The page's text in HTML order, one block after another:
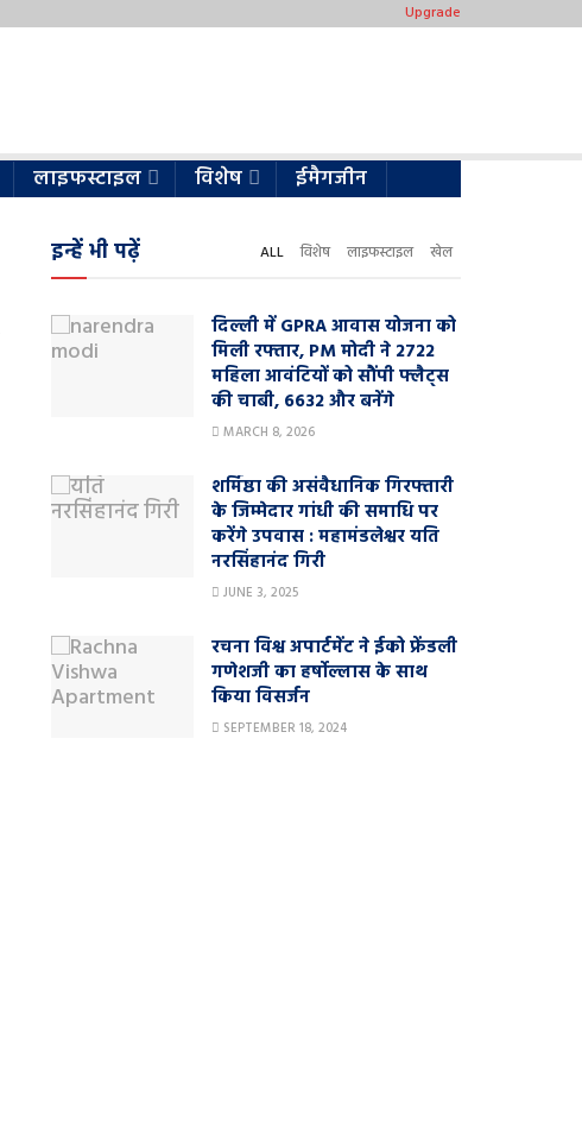
Upgrade
लाइफस्टाइल विशेष ईमैगजीन
इन्हें भी पढ़ें ALL विशेष लाइफस्टाइल खेल
दिल्ली में GPRA आवास योजना को
मिली रफ्तार, PM मोदी ने 2722
महिला आवंटियों को सौंपी फ्लैट्स
की चाबी, 6632 और बनेंगे
MARCH 8, 2026
शर्मिष्ठा की असंवैधानिक गिरफ्तारी
के जिम्मेदार गांधी की समाधि पर
करेंगे उपवास : महामंडलेश्वर यति
नरसिंहानंद गिरी
JUNE 3, 2025
रचना विश्व अपार्टमेंट ने ईको फ्रेंडली
गणेशजी का हर्षोल्लास के साथ
किया विसर्जन
SEPTEMBER 18, 2024